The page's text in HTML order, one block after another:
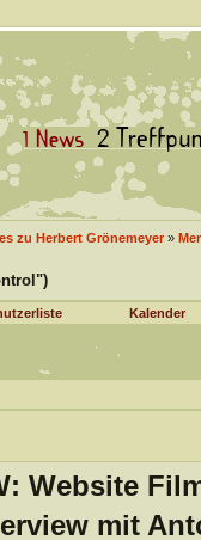
zu Herbert Grönemeyer»
Kalender
Website
mit